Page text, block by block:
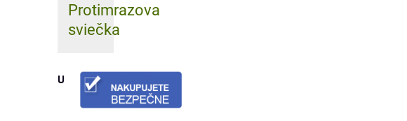
Protimrazova
sviečka
U